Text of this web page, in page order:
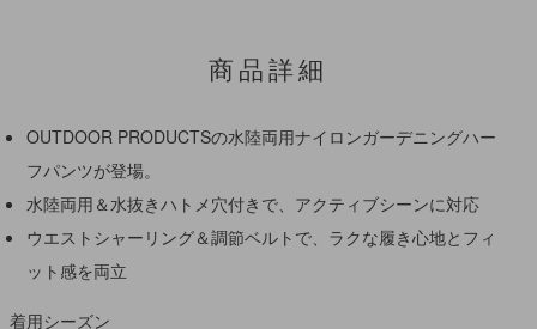
商品詳細
OUTDOOR PRODUCTSの水陸両用ナイロンガーデニングハー
フパンツが登場。
水陸両用＆水抜きハトメ穴付きで、アクティブシーンに対応
ウエストシャーリング＆調節ベルトで、ラクな履き心地とフィ
ット感を両立
着用シーズン